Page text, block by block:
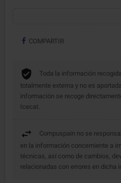
COMPARTIR
Toda la información
totalmente externa y no es
información se recoge
Icecat.
Compuspain no se
en la información concerniente a
técnicas, así como de cambios,
relacionadas con errores en dicha